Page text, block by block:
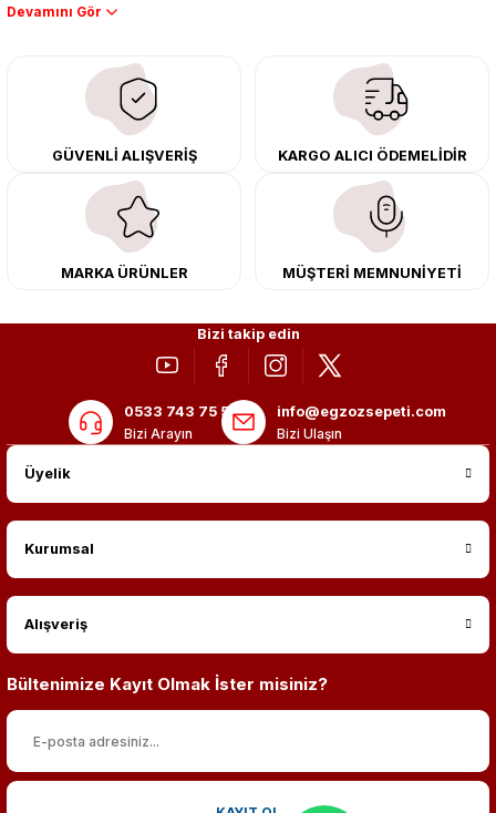
Performans artışı isteyen sürücüler için özel performans egzozları ve
çıkma orijinal ürünler ile yenileyebilir, body kit uygulamalarıyla aracınızın
tasarımını ve aerodinamisini üst seviyeye taşıyabilirsiniz.
Tüm ürünlerimiz orijinal, dayanıklı ve uzun ömürlüdür. İstanbul’daki montaj
merkezimizde profesyonel montaj yapıyor, Türkiye’nin her yerine güvenli
kargo ile teslimat gerçekleştiriyoruz. Aracınıza değer katmak için doğru
adres: Egzoz Sepeti.
GÜVENLİ ALIŞVERİŞ KARGO ALICI ÖDEMELİDİR
MARKA ÜRÜNLER MÜŞTERİ MEMNUNİYETİ
Bizi takip edin
0533 743 75 56
Bizi Arayın
info@egzozsepeti.com
Bizi Ulaşın
Üyelik
Kurumsal
Alışveriş
Bültenimize Kayıt Olmak İster misiniz?